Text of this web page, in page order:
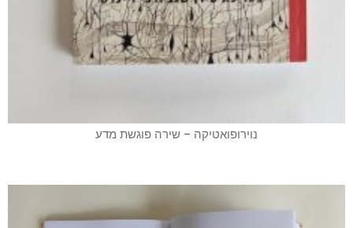
נוירופואטיקה – שירה פוגשת מדע